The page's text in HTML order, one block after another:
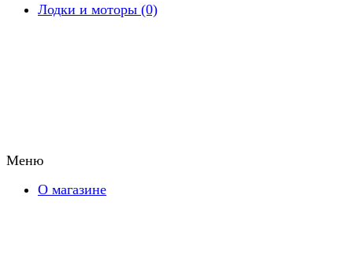
Лодки и моторы (0)
Меню
О магазине